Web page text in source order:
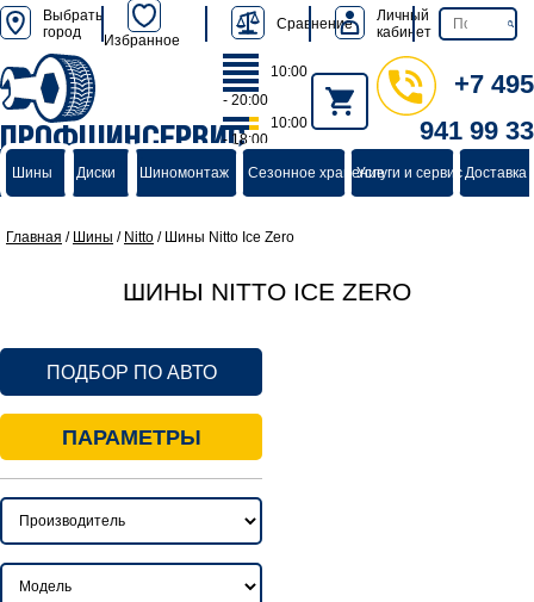
Выбрать
город
Избранное
Сравнение
Личный
кабинет
ПРОФШИНСЕРВИС
группа компаний
10:00
- 20:00
10:00
- 18:00
+7 495
941 99 33
Шины Диски Шиномонтаж Сезонное хранениеУслуги и сервисДоставка
Главная / Шины / Nitto / Шины Nitto Ice Zero
ШИНЫ NITTO ICE ZERO
ПОДБОР ПО АВТО
ПАРАМЕТРЫ